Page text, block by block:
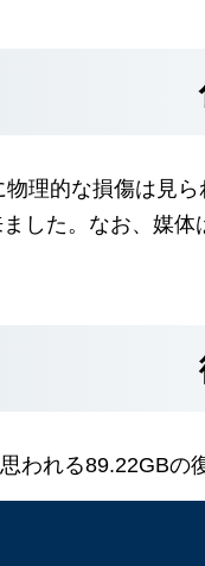
理的な損傷は見
した。なお、媒
われる89.22GBの